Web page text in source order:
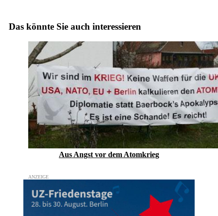
Das könnte Sie auch interessieren
Aus Angst vor dem Atomkrieg